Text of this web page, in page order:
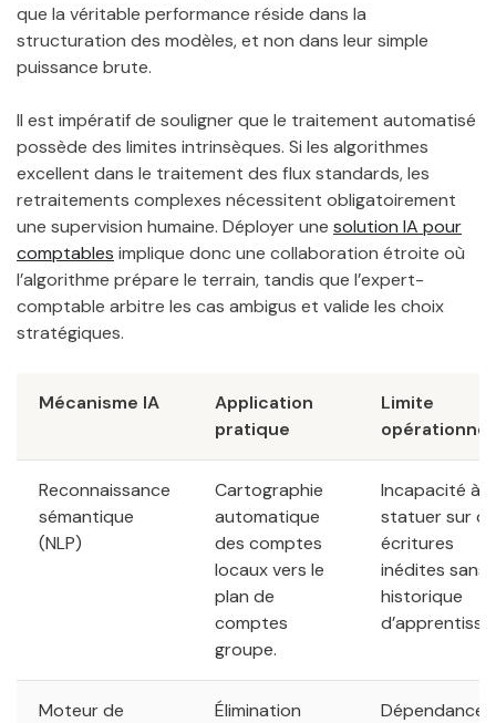
que la véritable performance réside dans la
structuration des modèles, et non dans leur simple
puissance brute.
Il est impératif de souligner que le traitement automatisé
possède des limites intrinsèques. Si les algorithmes
excellent dans le traitement des flux standards, les
retraitements complexes nécessitent obligatoirement
une supervision humaine. Déployer une solution IA pour
comptables implique donc une collaboration étroite où
l’algorithme prépare le terrain, tandis que l’expert-
comptable arbitre les cas ambigus et valide les choix
stratégiques.
Mécanisme IA
Application
pratique
Limite
Reconnaissance
sémantique
(NLP)
Cartographie
automatique
des comptes
locaux vers le
plan de
comptes
groupe.
Incapacité à
statuer sur
écritures
inédites sans
historique
Moteur de
Élimination
Dépendance